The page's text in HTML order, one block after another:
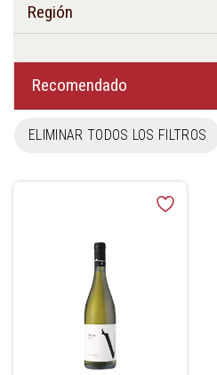
Región
Recomendado
ELIMINAR TODOS LOS FILTROS